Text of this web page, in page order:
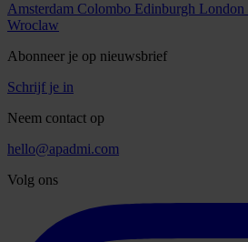
Amsterdam Colombo Edinburgh London
Wroclaw
Abonneer je op nieuwsbrief
Schrijf je in
Neem contact op
hello@apadmi.com
Volg ons